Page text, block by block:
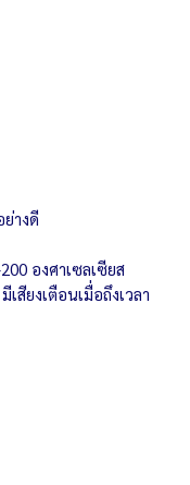
ย่างดี
องศาเซลเซียส
สียงเตือนเมื่อถึงเวลา